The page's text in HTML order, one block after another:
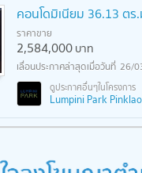
คอนโดมิเนียม 36.13 ต
ราคาขาย
2,584,000บาท
26/
Lumpini Park